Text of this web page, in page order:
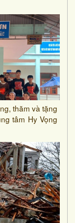
thăm và tặng
tâm Hy Vọng